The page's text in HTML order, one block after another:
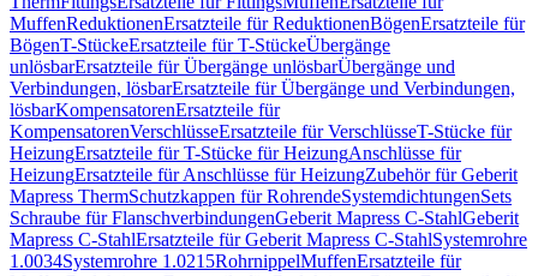
MuffenReduktionenErsatzteile für ReduktionenBögenErsatzteile für
BögenT-StückeErsatzteile für T-StückeÜbergänge
unlösbarErsatzteile für Übergänge unlösbarÜbergänge und
Verbindungen, lösbarErsatzteile für Übergänge und Verbindungen,
lösbarKompensatorenErsatzteile für
KompensatorenVerschlüsseErsatzteile für VerschlüsseT-Stücke für
HeizungErsatzteile für T-Stücke für HeizungAnschlüsse für
HeizungErsatzteile für Anschlüsse für HeizungZubehör für Geberit
Mapress ThermSchutzkappen für RohrendeSystemdichtungenSets
Schraube für FlanschverbindungenGeberit Mapress C-StahlGeberit
Mapress C-StahlErsatzteile für Geberit Mapress C-StahlSystemrohre
1.0034Systemrohre 1.0215RohrnippelMuffenErsatzteile für